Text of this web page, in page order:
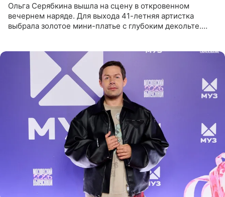
Ольга Серябкина вышла на сцену в откровенном
вечернем наряде. Для выхода 41-летняя артистка
выбрала золотое мини-платье с глубоким декольте.